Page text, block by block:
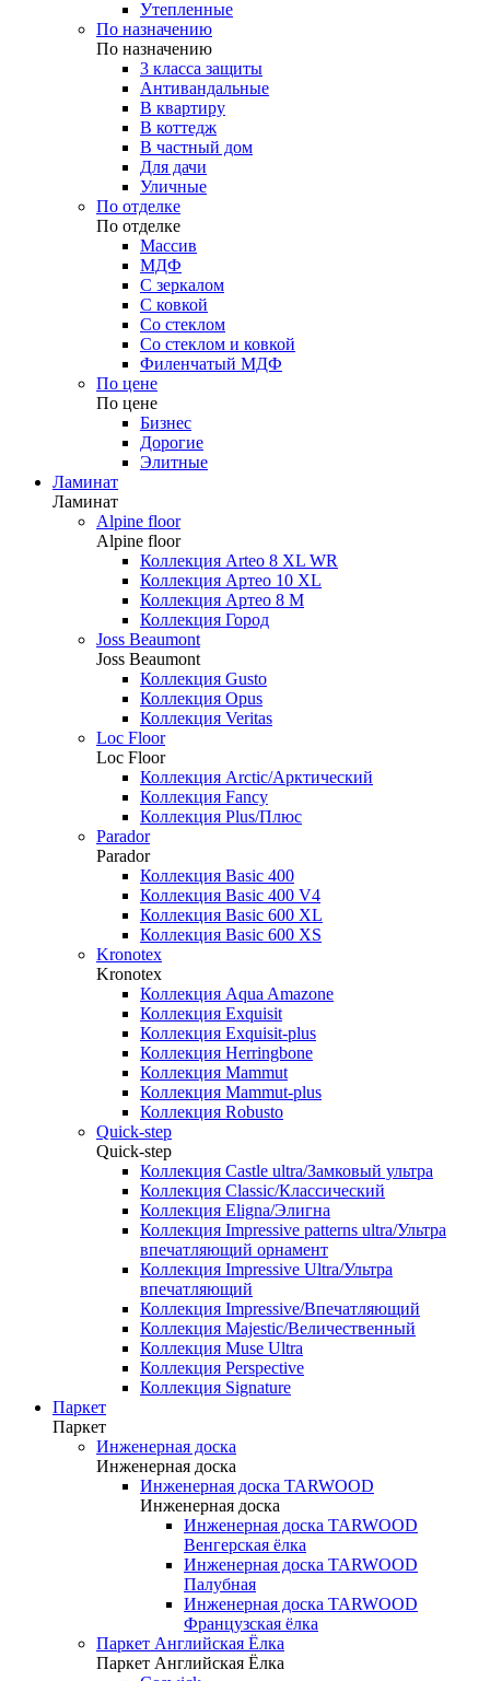
Утепленные
По назначению
По назначению
3 класса защиты
Антивандальные
В квартиру
В коттедж
В частный дом
Для дачи
Уличные
По отделке
По отделке
Массив
МДФ
С зеркалом
С ковкой
Со стеклом
Со стеклом и ковкой
Филенчатый МДФ
По цене
По цене
Бизнес
Дорогие
Элитные
Ламинат
Ламинат
Alpine floor
Alpine floor
Коллекция Arteo 8 XL WR
Коллекция Артео 10 XL
Коллекция Артео 8 М
Коллекция Город
Joss Beaumont
Joss Beaumont
Коллекция Gusto
Коллекция Opus
Коллекция Veritas
Loc Floor
Loc Floor
Коллекция Arctic/Арктический
Коллекция Fancy
Коллекция Plus/Плюс
Parador
Parador
Коллекция Basic 400
Коллекция Basic 400 V4
Коллекция Basic 600 ХL
Коллекция Basic 600 ХS
Kronotex
Kronotex
Коллекция Aqua Amazone
Коллекция Exquisit
Коллекция Exquisit-plus
Коллекция Herringbone
Коллекция Mammut
Коллекция Mammut-plus
Коллекция Robusto
Quick-step
Quick-step
Коллекция Castle ultra/Замковый ультра
Коллекция Classic/Классический
Коллекция Eligna/Элигна
Коллекция Impressive patterns ultra/Ультра
впечатляющий орнамент
Коллекция Impressive Ultra/Ультра
впечатляющий
Коллекция Impressive/Впечатляющий
Коллекция Majestic/Величественный
Коллекция Muse Ultra
Коллекция Perspective
Коллекция Signature
Паркет
Паркет
Инженерная доска
Инженерная доска
Инженерная доска TARWOOD
Инженерная доска
Инженерная доска TARWOOD
Венгерская ёлка
Инженерная доска TARWOOD
Палубная
Инженерная доска TARWOOD
Французская ёлка
Паркет Английская Ёлка
Паркет Английская Ёлка